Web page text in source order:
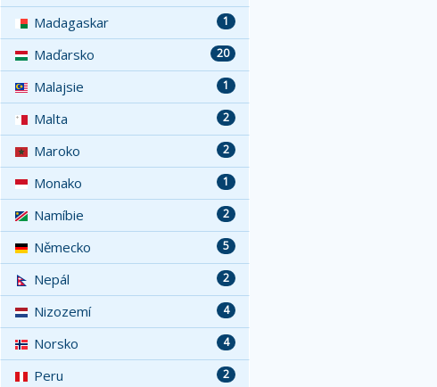
1
Madagaskar
20
Maďarsko
1
Malajsie
2
Malta
2
Maroko
1
Monako
2
Namíbie
5
Německo
2
Nepál
4
Nizozemí
4
Norsko
2
Peru